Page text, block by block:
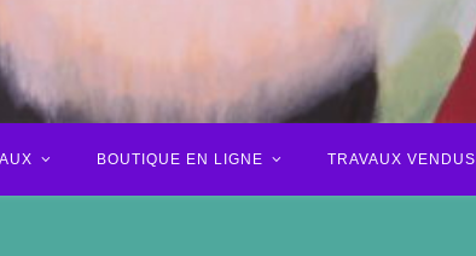
BOUTIQUE EN LIGNE TRAVAUX VENDUS